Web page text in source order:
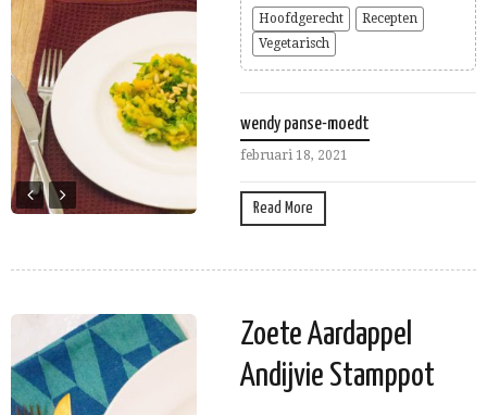
Hoofdgerecht
Recepten
Vegetarisch
wendy panse-moedt
februari 18, 2021
Read More
Zoete Aardappel
Andijvie Stamppot